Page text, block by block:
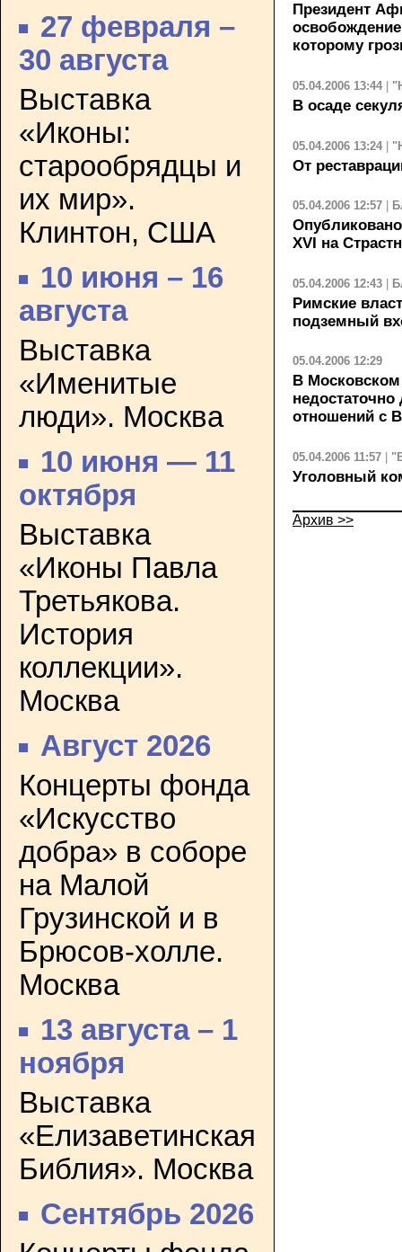
27 февраля –
30 августа
Выставка
«Иконы:
старообрядцы и
их мир».
Клинтон, США
10 июня – 16
августа
Выставка
«Именитые
люди». Москва
10 июня — 11
октября
Выставка
«Иконы Павла
Третьякова.
История
коллекции».
Москва
Август 2026
Концерты фонда
«Искусство
добра» в соборе
на Малой
Грузинской и в
Брюсов-холле.
Москва
13 августа – 1
ноября
Выставка
«Елизаветинская
Библия». Москва
Сентябрь 2026
Президент
которому
05.04.2006 13:44
В осаде
05.04.2006 13:24 |
От
05.04.2006 12:57
XVI на
05.04.2006 12:43
Римские
подземный
05.04.2006 12:29
В
отношений с
05.04.2006 11:57
Уголовный
Архив >>